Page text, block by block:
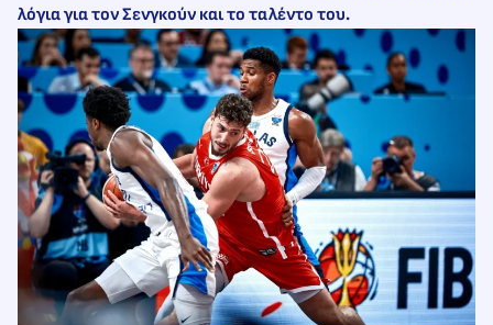
λόγια για τον Σενγκούν και το ταλέντο του.